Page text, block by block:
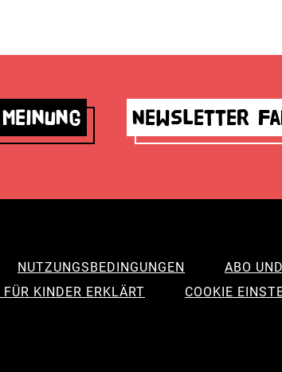
Newsletter
NUTZUNGSBEDINGUNGEN ABO
KINDER ERKLÄRT
COOKIE